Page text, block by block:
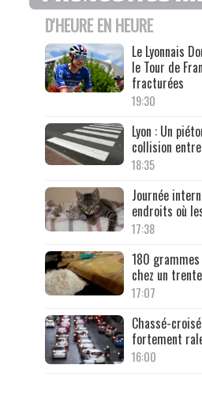
D'HEURE EN HEURE
Le Lyonnais
le Tour de
fracturées
19:30
Lyon : Un
collision
18:35
Journée
endroits où
17:38
180
chez un
17:07
Chassé-
fortement
16:00